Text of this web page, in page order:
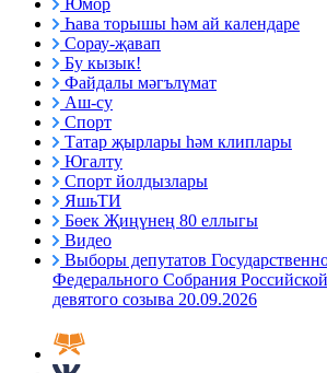
Юмор
Һава торышы һәм ай календаре
Сорау-җавап
Бу кызык!
Файдалы мәгълүмат
Аш-су
Спорт
Татар җырлары һәм клиплары
Югалту
Спорт йолдызлары
ЯшьТИ
Бөек Җиңүнең 80 еллыгы
Видео
Выборы депутатов
Федерального Собрания
девятого созыва 20.09.2026